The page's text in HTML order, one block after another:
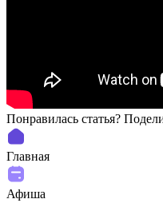
Понравилась статья?
Главная
Афиша